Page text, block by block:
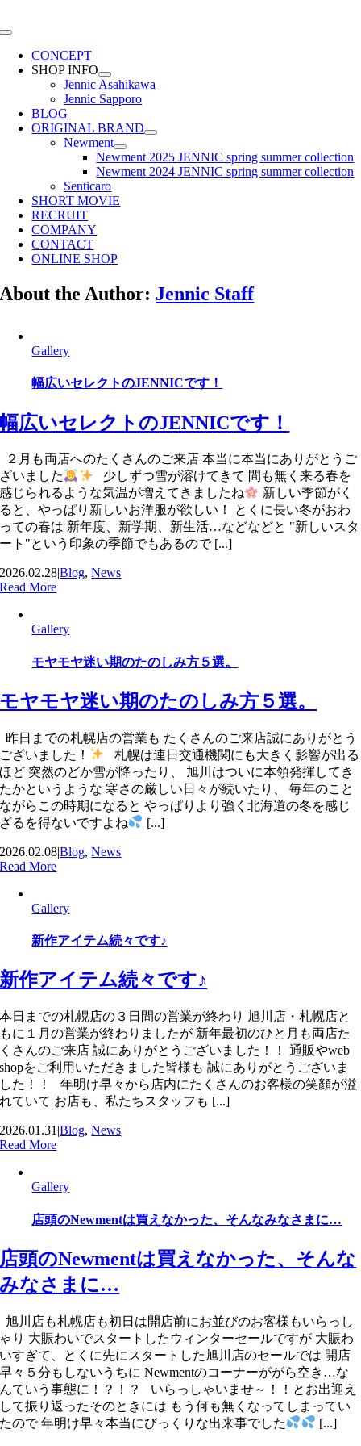
to
Toggle
NavigationCONCEPT
SHOP INFO
Jennic Asahikawa
Jennic Sapporo
BLOG
ORIGINAL BRAND
Newment
Newment 2025 JENNIC spring summer collection
Newment 2024 JENNIC spring summer collection
Senticaro
SHORT MOVIE
RECRUIT
COMPANY
CONTACT
ONLINE SHOP
About the Author: Jennic Staff
Gallery
幅広いセレクトのJENNICです！
幅広いセレクトのJENNICです！
２月も両店へのたくさんのご来店 本当に本当にありがとうご
ざいました
少しずつ雪が溶けてきて 間も無く来る春を
感じられるような気温が増えてきましたね
新しい季節がく
ると、やっぱり新しいお洋服が欲しい！ とくに長い冬がおわ
っての春は 新年度、新学期、新生活…などなどと "新しいスタ
ート"という印象の季節でもあるので [...]
2026.02.28|Blog,News|
Read More
Gallery
モヤモヤ迷い期のたのしみ方５選。
モヤモヤ迷い期のたのしみ方５選。
昨日までの札幌店の営業も たくさんのご来店誠にありがとう
ございました！
札幌は連日交通機関にも大きく影響が出る
ほど 突然のどか雪が降ったり、 旭川はついに本領発揮してき
たかというような 寒さの厳しい日々が続いたり、 毎年のこと
ながらこの時期になると やっぱりより強く北海道の冬を感じ
ざるを得ないですよね
[...]
2026.02.08|Blog,News|
Read More
Gallery
新作アイテム続々です♪
新作アイテム続々です♪
本日までの札幌店の３日間の営業が終わり 旭川店・札幌店と
もに１月の営業が終わりましたが 新年最初のひと月も両店た
くさんのご来店 誠にありがとうございました！！ 通販やweb
shopをご利用いただきました皆様も 誠にありがとうございま
した！！ 年明け早々から店内にたくさんのお客様の笑顔が溢
れていて お店も、私たちスタッフも [...]
2026.01.31 |Blog,News|
Read More
Gallery
店頭のNewmentは買えなかった、そんなみなさまに…
店頭のNewmentは買えなかった、そんな
みなさまに…
旭川店も札幌店も初日は開店前にお並びのお客様もいらっし
ゃり 大賑わいでスタートしたウィンターセールですが 大賑わ
いすぎて、とくに先にスタートした旭川店のセールでは 開店
早々５分もしないうちに Newmentのコーナーががら空き…な
んていう事態に！？！？ いらっしゃいませ～！！とお出迎え
して振り返ったそのときには もう何も無くなってしまってい
たので 年明け早々本当にびっくりな出来事でした
[...]